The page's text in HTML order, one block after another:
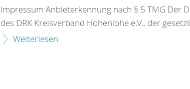
Impressum Anbieterkennung nach § 5 TMG Der
des DRK Kreisverband Hohenlohe e.V., der
Weiterlesen